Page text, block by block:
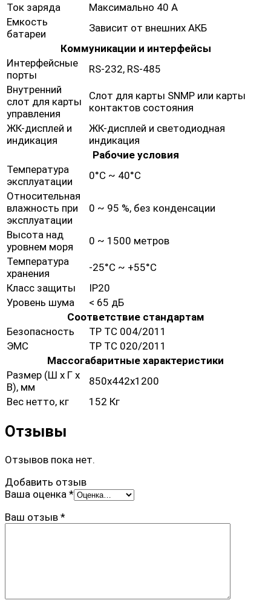
Ток заряда
Максимально 40 А
Емкость
батареи
Зависит от внешних АКБ
Коммуникации и интерфейсы
Интерфейсные
порты
RS-232, RS-485
Внутренний
слот для карты
управления
Слот для карты SNMP или карты
контактов состояния
ЖК-дисплей и
индикация
ЖК-дисплей и светодиодная
индикация
Рабочие условия
Температура
эксплуатации
0°C ~ 40°C
Относительная
влажность при
эксплуатации
0 ~ 95 %, без конденсации
Высота над
уровнем моря
0 ~ 1500 метров
Температура
хранения
-25°C ~ +55°C
Класс защиты
IP20
Уровень шума
< 65 дБ
Соответствие стандартам
Безопасность
ТР ТС 004/2011
ЭМС
ТР ТС 020/2011
Массогабаритные характеристики
Размер (Ш х Г х
В), мм
850х442х1200
Вес нетто, кг
152 Кг
Отзывы
Отзывов пока нет.
Добавить отзыв
Ваша оценка *
Ваш отзыв *